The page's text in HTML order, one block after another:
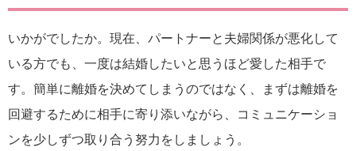
いかがでしたか。現在、パートナーと夫婦関係が悪化して
いる方でも、一度は結婚したいと思うほど愛した相手で
す。簡単に離婚を決めてしまうのではなく、まずは離婚を
回避するために相手に寄り添いながら、コミュニケーショ
ンを少しずつ取り合う努力をしましょう。